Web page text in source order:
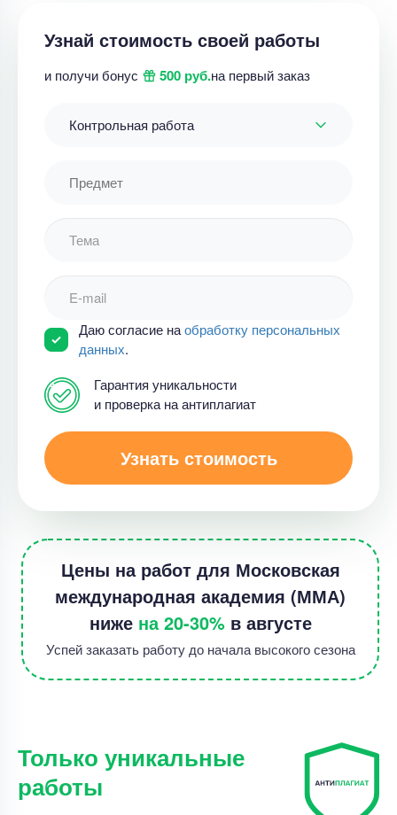
Узнай стоимость своей работы
и получи бонус 500 руб.на первый заказ
Контрольная работа
Даю согласие наобработку персональных
данных.
Гарантия уникальности
и проверка на антиплагиат
Узнать стоимость
Цены на работ для Московская
международная академия (ММА)
ниже на 20-30%в августе
Успей заказать работу до начала высокого сезона
Только уникальные
работы